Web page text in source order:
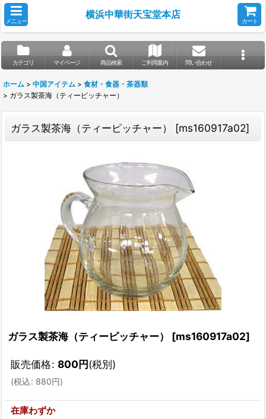
メニュー
横浜中華街天宝堂本店
カート
カテゴリ マイページ 商品検索 ご利用案内 問い合わせ
ホーム > 中国アイテム > 食材・食器・茶器類
> ガラス製茶海（ティーピッチャー）
ガラス製茶海（ティーピッチャー） [ms160917a02]
ガラス製茶海（ティーピッチャー） [ms160917a02]
販売価格: 800円(税別)
(税込: 880円)
在庫わずか